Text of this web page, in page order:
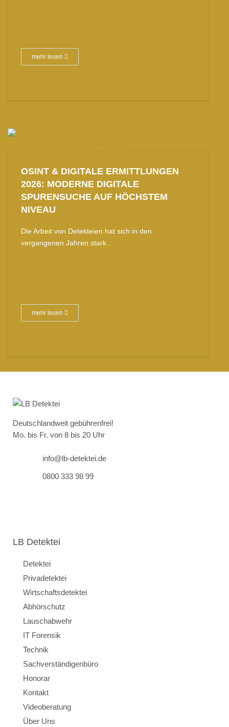
mehr lesen
OSINT & DIGITALE ERMITTLUNGEN
2026: MODERNE DIGITALE
SPURENSUCHE AUF HÖCHSTEM
NIVEAU
Die Arbeit von Detekteien hat sich in den
vergangenen Jahren stark…
mehr lesen
Deutschlandweit gebührenfrei!
Mo. bis Fr. von 8 bis 20 Uhr
info@lb-detektei.de
0800 333 98 99
LB Detektei
Detektei
Privadetektei
Wirtschaftsdetektei
Abhörschutz
Lauschabwehr
IT Forensik
Technik
Sachverständigenbüro
Honorar
Kontakt
Videoberatung
Über Uns